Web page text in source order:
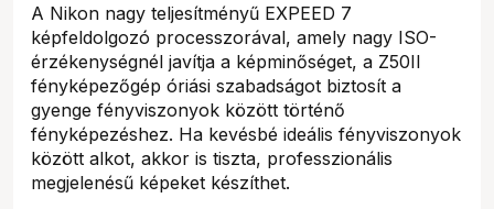
A Nikon nagy teljesítményű EXPEED 7
képfeldolgozó processzorával, amely nagy ISO-
érzékenységnél javítja a képminőséget, a Z50II
fényképezőgép óriási szabadságot biztosít a
gyenge fényviszonyok között történő
fényképezéshez. Ha kevésbé ideális fényviszonyok
között alkot, akkor is tiszta, professzionális
megjelenésű képeket készíthet.